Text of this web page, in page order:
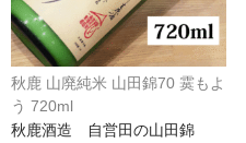
Pattes Loup（ﾊﾟｯﾄ・ﾙｰ）
Marcel Lapierre（ﾏﾙｾﾙ・ﾗ
秋鹿 山廃純米 山田錦70 霙もよ
う 720ml
秋鹿酒造 自営田の山田錦